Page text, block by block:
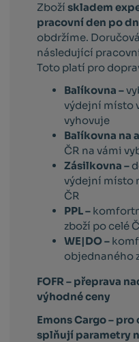
Zbožískladem
pracovní den po
obdržíme.
následující
Toto platí pro
Balíkovna –
výdejní místo
vyhovuje
Balíkovna na
ČR na vámi
Zásilkovna –
výdejní místo
ČR
PPL –
zboží po celé
WE|DO –
objednaného
FOFR – přeprava
výhodné ceny
Emons Cargo – pro
splňují parametry